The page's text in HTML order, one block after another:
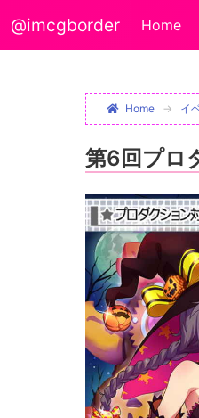
@imcgborder Home
Home イ
第6回プロ